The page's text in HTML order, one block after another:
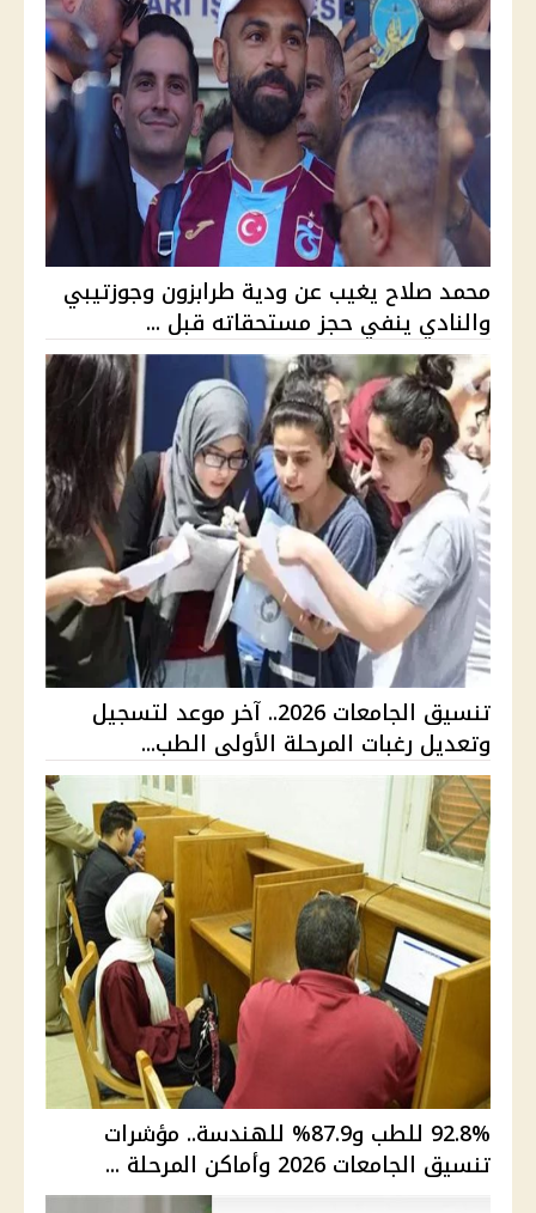
محمد صلاح يغيب عن ودية طرابزون وجوزتيبي
والنادي ينفي حجز مستحقاته قبل ...
تنسيق الجامعات 2026.. آخر موعد لتسجيل
وتعديل رغبات المرحلة الأولى الطب...
92.8% للطب و87.9% للهندسة.. مؤشرات
تنسيق الجامعات 2026 وأماكن المرحلة ...